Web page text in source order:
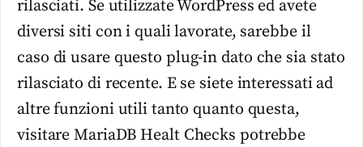
rilasciati. Se utilizzate WordPress ed avete
diversi siti con i quali lavorate, sarebbe il
caso di usare questo plug-in dato che sia stato
rilasciato di recente. E se siete interessati ad
altre funzioni utili tanto quanto questa,
visitare MariaDB Healt Checks potrebbe